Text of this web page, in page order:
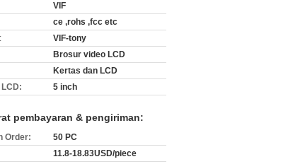
VIF
ce ,rohs ,fcc etc
VIF-tony
Brosur video LCD
Kertas dan LCD
5 inch
pembayaran & pengiriman:
Order:
50 PC
11.8-18.83USD/piece